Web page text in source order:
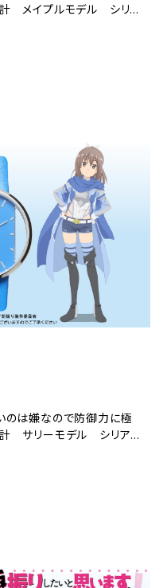
計 メイプルモデル シリ
のは嫌なので防御力に極
計 サリーモデル シリア